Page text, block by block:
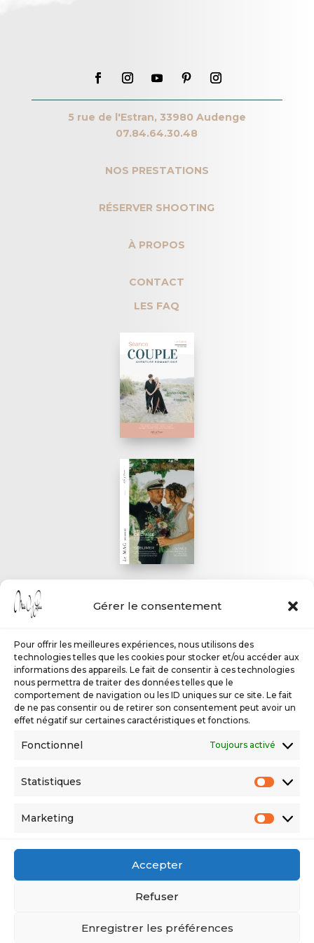
Gérer le consentement
Pour offrir les meilleures expériences, nous utilisons des
technologies telles que les cookies pour stocker et/ou accéder aux
informations des appareils. Le fait de consentir à ces technologies
nous permettra de traiter des données telles que le
comportement de navigation ou les ID uniques sur ce site. Le fait
de ne pas consentir ou de retirer son consentement peut avoir un
effet négatif sur certaines caractéristiques et fonctions.
Fonctionnel Toujours activé
Statistiques
Marketing
Accepter
Refuser
Enregistrer les préférences
5 rue de l'Estran, 33980 Audenge
07.84.64.30.48
NOS PRESTATIONS
RÉSERVER SHOOTING
À PROPOS
CONTACT
LES FAQ
Politique de confidentialité
Copyright 2025 Mike O'Pierre / Dévelop'COM
SAS. Tous droits réservés